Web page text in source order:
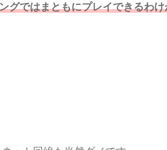
グではまともにプレイできるわけ